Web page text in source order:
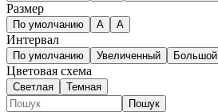
Размер
По умолчанию A A
Интервал
По умолчанию Увеличенный Большой
Цветовая схема
Светлая Темная